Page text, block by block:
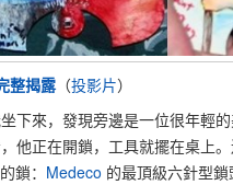
整揭露（投影片）
下來，發現旁邊是一位很年輕
他正在開鎖，工具就擺在桌上
鎖： Medeco 的最頂級六針型鎖